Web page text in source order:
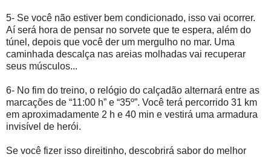
5- Se você não estiver bem condicionado, isso vai ocorrer.
Aí será hora de pensar no sorvete que te espera, além do
túnel, depois que você der um mergulho no mar. Uma
caminhada descalça nas areias molhadas vai recuperar
seus músculos...
6- No fim do treino, o relógio do calçadão alternará entre as
marcações de “11:00 h” e “35º”. Você terá percorrido 31 km
em aproximadamente 2 h e 40 min e vestirá uma armadura
invisível de herói.
Se você fizer isso direitinho, descobrirá sabor do melhor